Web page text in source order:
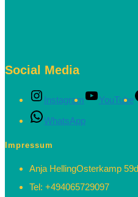
Social Media
Instagram YouTube
WhatsApp
Impressum
Anja HellingOsterkamp
Tel: +494065729097